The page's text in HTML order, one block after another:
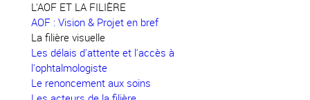
L'AOF ET LA FILIÈRE
AOF : Vision & Projet en bref
La filière visuelle
Les délais d'attente et l'accès à
l'ophtalmologiste
Le renoncement aux soins